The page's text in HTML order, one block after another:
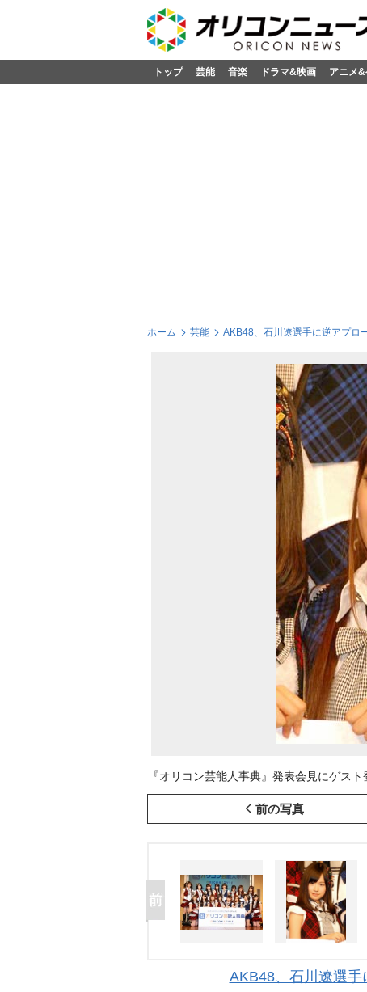
トップ 芸能 音楽 ドラマ&映画 アニメ
ホーム 芸能 AKB48、石川遼選手に逆アプロ
『オリコン芸能人事典』発表会見にゲス
前の写真
AKB48、石川遼選手